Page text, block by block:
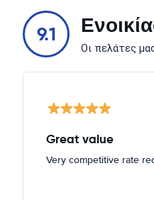
9.1
Οι πελάτες
Great value
Very competitive rate